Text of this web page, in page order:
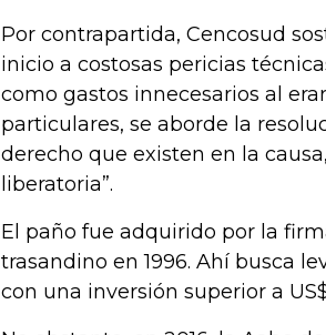
Por contrapartida, Cencosud
inicio a costosas pericias
como gastos innecesarios al
particulares, se aborde la
derecho que existen en la
liberatoria”.
El paño fue adquirido por la
trasandino en 1996. Ahí busca
con una inversión superior a